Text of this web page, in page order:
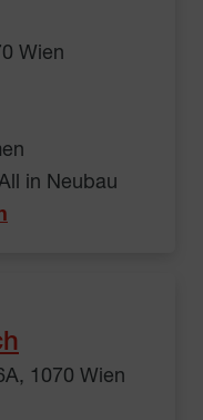
Wien
in Neubau
1070 Wien